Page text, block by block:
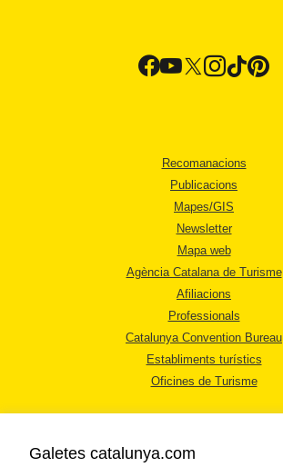
Recomanacions
Publicacions
Mapes/GIS
Newsletter
Mapa web
Agència Catalana de Turisme
Afiliacions
Professionals
Catalunya Convention Bureau
Establiments turístics
Oficines de Turisme
Galetes catalunya.com